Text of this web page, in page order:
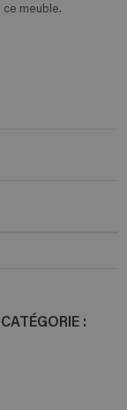
meuble.
: